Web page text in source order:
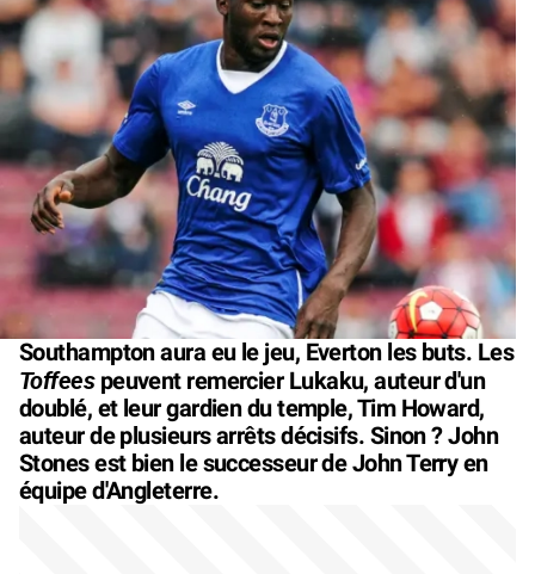
Southampton aura eu le jeu, Everton les buts. Les
Toffeespeuvent remercier Lukaku, auteur d'un
doublé, et leur gardien du temple, Tim Howard,
auteur de plusieurs arrêts décisifs. Sinon ? John
Stones est bien le successeur de John Terry en
équipe d'Angleterre.